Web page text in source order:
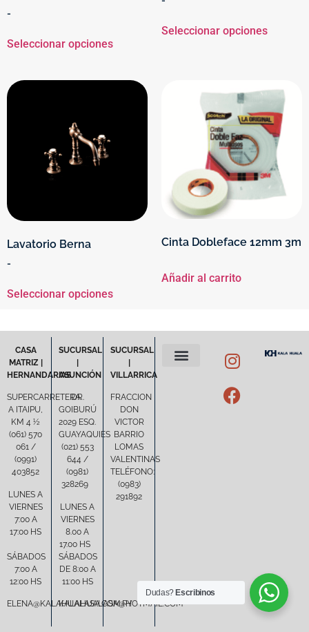
-
Seleccionar opciones
Seleccionar opciones
Lavatorio Berna
-
Seleccionar opciones
Cinta Dobleface 12mm 3m
Añadir al carrito
CASA
MATRIZ |
HERNANDARIAS
SUPERCARRETERA
A ITAIPU,
KM 4 ½
(061) 570
061 /
(0991)
403852
LUNES A
VIERNES
7:00 A
17:00 HS
SÁBADOS
7:00 A
12:00 HS
ELENA@KALAHUALASA.COM.PY
SUCURSAL
|
ASUNCIÓN
DR.
GOIBURÚ
2029 ESQ.
GUAYAQUIES
(021) 553
644 /
(0981)
328269
LUNES A
VIERNES
8.00 A
17.00 HS
SÁBADOS
DE 8:00 A
11:00 HS
KALAHUALASA@HOTMAIL.COM
SUCURSAL
|
VILLARRICA
FRACCION
DON
VICTOR
BARRIO
LOMAS
VALENTINAS
TELÉFONO:
(0983)
291892
Dudas? Escribinos